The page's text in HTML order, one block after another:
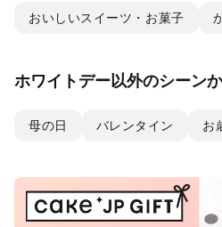
おいしいスイーツ・お菓子
ホワイトデー以外のシーン
母の日 バレンタイン お